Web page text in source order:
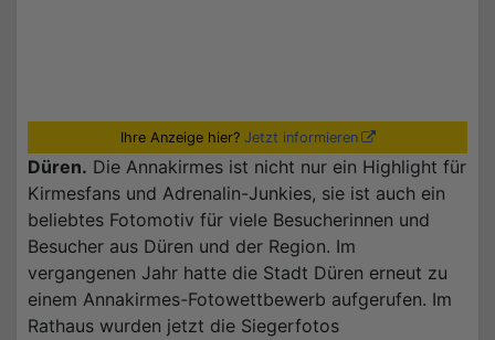
Ihre Anzeige hier? Jetzt informieren
Düren. Die Annakirmes ist nicht nur ein Highlight für
Kirmesfans und Adrenalin-Junkies, sie ist auch ein
beliebtes Fotomotiv für viele Besucherinnen und
Besucher aus Düren und der Region. Im
vergangenen Jahr hatte die Stadt Düren erneut zu
einem Annakirmes-Fotowettbewerb aufgerufen. Im
Rathaus wurden jetzt die Siegerfotos